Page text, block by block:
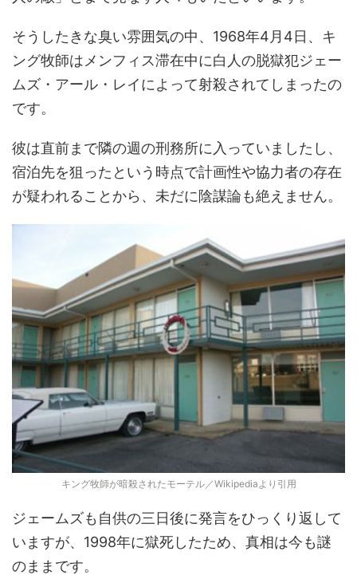
そうしたきな臭い雰囲気の中、1968年4月4日、キ
ング牧師はメンフィス滞在中に白人の脱獄犯ジェー
ムズ・アール・レイによって射殺されてしまったの
です。
彼は直前まで隣の週の刑務所に入っていましたし、
宿泊先を狙ったという時点で計画性や協力者の存在
が疑われることから、未だに陰謀論も絶えません。
キング牧師が暗殺されたモーテル／Wikipediaより引用
ジェームズも自供の三日後に発言をひっくり返して
いますが、1998年に獄死したため、真相は今も謎
のままです。